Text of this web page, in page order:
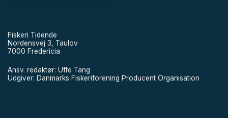
Fiskeri Tidende
Nordensvej 3, Taulov
7000 Fredericia
Ansv. redaktør: Uffe Tang
Udgiver: Danmarks Fiskeriforening Producent Organisation